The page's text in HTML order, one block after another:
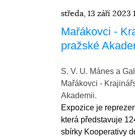
středa, 13 září 2023
Mařákovci -
pražské
S. V. U. Mánes a
Mařákovci -
Akademii.
Expozice je
která představuje
sbírky Kooperativy